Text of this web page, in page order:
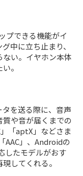
プできる機能がイ
中に立ち止まり、
い。イヤホン本体
。
を送る際に、音声
や音が届くまでの
「aptX」などさま
AAC」、Androidの
したモデルがおす
してくれる。